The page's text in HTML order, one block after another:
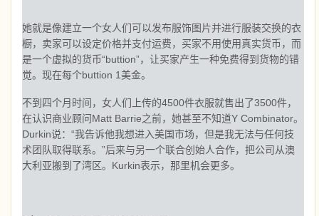
她就是像建立一个女人们可以发布服饰图片并进行服装交换的衣
橱，卖家可以设定价格并支付运费，买家不用使用真实货币，而
是一个虚拟的货币“buttion”，让买家产生一种免费得到货物的错
觉。现在每个buttion 1美金。
不到四个月时间，女人们上传的4500件衣服就售出了3500件，
在认识商业顾问Matt Barrie之前，她甚至不知道Y Combinator。
Durkin说：“我告诉他我想进入美国市场，但是我无法与任何技
术团队取得联系。”后来与另一个联合创始人合作，把公司从澳
大利亚搬到了湾区。Kurkin表示，那里机会更多。